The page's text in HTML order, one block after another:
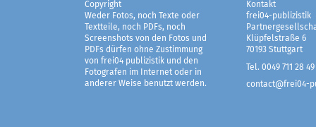
Copyright
Weder Fotos, noch Texte oder
Textteile, noch PDFs, noch
Screenshots von den Fotos und
PDFs dürfen ohne Zustimmung
von frei04 publizistik und den
Fotografen im Internet oder in
anderer Weise benutzt werden.
Kontakt
frei04-publizistik
Klüpfelstraße 6
70193 Stuttgart
Tel. 0049 711 28 49
contact@frei04-